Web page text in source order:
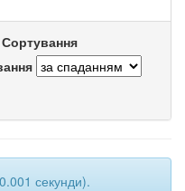
Сортування
секунди).